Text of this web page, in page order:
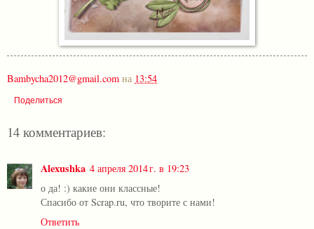
Bambycha2012@gmail.com на 13:54
Поделиться
14 комментариев:
Alexushka 4 апреля 2014 г. в 19:23
о да! :) какие они классные!
Спасибо от Scrap.ru, что творите с нами!
Ответить